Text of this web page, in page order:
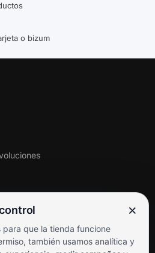
o bizum
×
para que la tienda funcione
también usamos analítica y